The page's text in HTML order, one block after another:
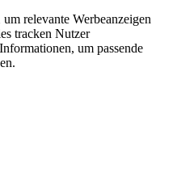
relevante Werbeanzeigen
tracken Nutzer
um passende